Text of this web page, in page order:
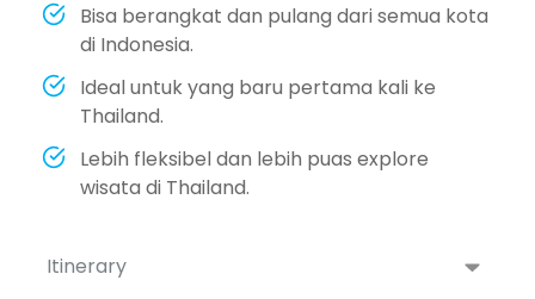
Itinerary
Bisa berangkat dan pulang dari semua kota
di Indonesia.
Ideal untuk yang baru pertama kali ke
Thailand.
Lebih fleksibel dan lebih puas explore
wisata di Thailand.